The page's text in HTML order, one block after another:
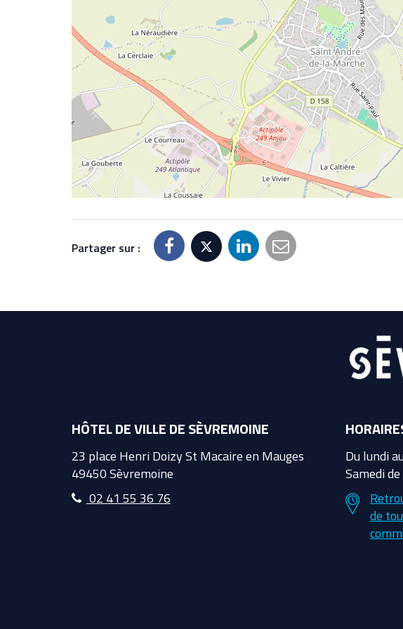
Partager sur :
HÔTEL DE VILLE DE SÈVREMOINE
23 place Henri Doizy St Macaire en Mauges
49450 Sèvremoine
02 41 55 36 76
Du lundi
Samedi
de